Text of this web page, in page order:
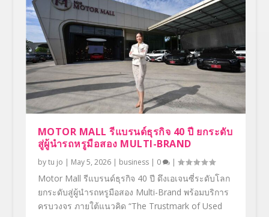
MOTOR MALL รีแบรนด์ธุรกิจ 40 ปี ยกระดับ
สู่ผู้นำรถหรูมือสอง MULTI-BRAND
bytu jo | May 5, 2026| business| 0 |
Motor Mall รีแบรนด์ธุรกิจ 40 ปี ดึงเอเจนซี่ระดับโลก
ยกระดับสู่ผู้นำรถหรูมือสอง Multi-Brand พร้อมบริการ
ครบวงจร ภายใต้แนวคิด “The Trustmark of Used